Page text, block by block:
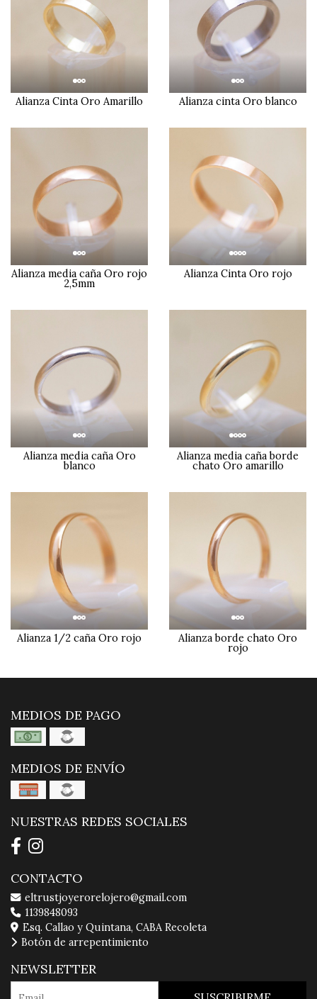
Alianza Cinta Oro Amarillo Alianza cinta Oro blanco
Alianza media caña Oro rojo
2,5mm
Alianza Cinta Oro rojo
Alianza media caña Oro
blanco
Alianza media caña borde
chato Oro amarillo
Alianza 1/2 caña Oro rojo Alianza borde chato Oro
rojo
MEDIOS DE PAGO
MEDIOS DE ENVÍO
NUESTRAS REDES SOCIALES
CONTACTO
eltrustjoyerorelojero@gmail.com
1139848093
Esq. Callao y Quintana, CABA Recoleta
Botón de arrepentimiento
NEWSLETTER